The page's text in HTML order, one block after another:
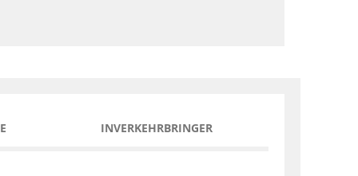
INVERKEHRBRINGER